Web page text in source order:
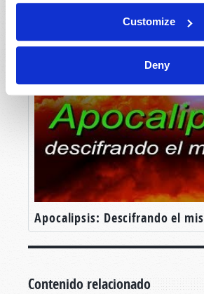
Customize
Deny
¿Sobrevivirá Jerusalén?
Apocalipsis: Descifrando el
Contenido relacionado